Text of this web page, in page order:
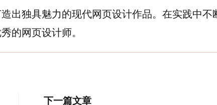
出独具魅力的现代网页设计作品。在实践中不
的网页设计师。
下一篇文章